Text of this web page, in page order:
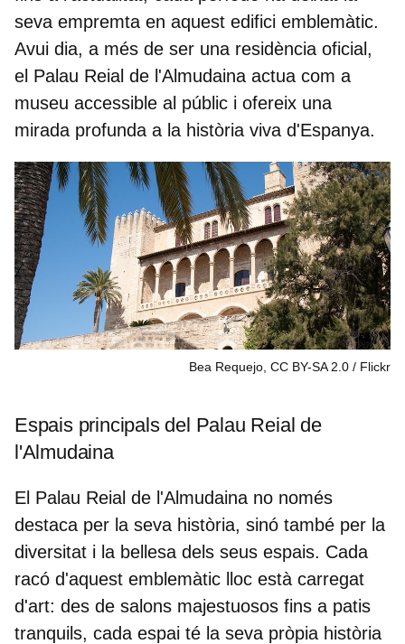
seva empremta en aquest edifici emblemàtic.
Avui dia, a més de ser una residència oficial,
el Palau Reial de l'Almudaina actua com a
museu accessible al públic i ofereix una
mirada profunda a la història viva d'Espanya.
Bea Requejo, CC BY-SA 2.0 Flickr
Espais principals del Palau Reial de
l'Almudaina
El Palau Reial de l'Almudaina no només
destaca per la seva història, sinó també per la
diversitat i la bellesa dels seus espais. Cada
racó d'aquest emblemàtic lloc està carregat
d'art: des de salons majestuosos fins a patis
tranquils, cada espai té la seva pròpia història